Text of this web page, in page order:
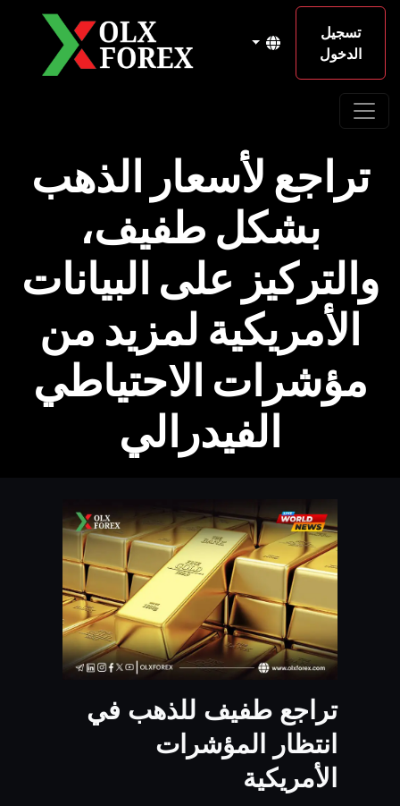
تسجيل
الدخول
تراجع لأسعار الذهب
بشكل طفيف،
والتركيز على البيانات
الأمريكية لمزيد من
مؤشرات الاحتياطي
الفيدرالي
تراجع طفيف للذهب في
انتظار المؤشرات
الأمريكية